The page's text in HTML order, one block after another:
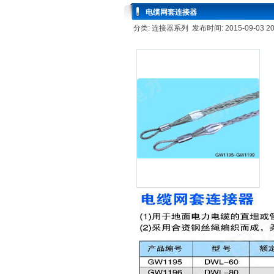
电缆网套连接器
分类: 连接器系列 发布时间: 2015-09-03